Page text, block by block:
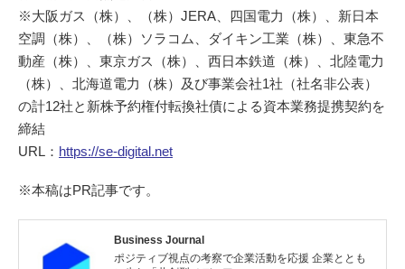
※大阪ガス（株）、（株）JERA、四国電力（株）、新日本
空調（株）、（株）ソラコム、ダイキン工業（株）、東急不
動産（株）、東京ガス（株）、西日本鉄道（株）、北陸電力
（株）、北海道電力（株）及び事業会社1社（社名非公表）
の計12社と新株予約権付転換社債による資本業務提携契約を
締結
URL： https://se-digital.net
※本稿はPR記事です。
Business Journal
ポジティブ視点の考察で企業活動を応援 企業ととも